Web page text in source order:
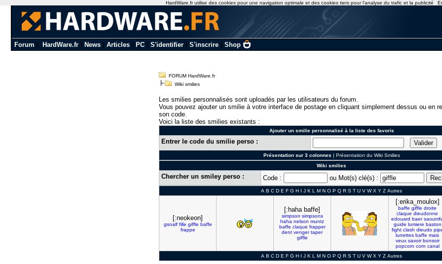
Forum HardWare.fr| News| Articles| PC| S'identifier| S'inscrire| Shop
FORUM HardWare.fr
Wiki smilies
Les smilies personnalisés sont uploadés par les utilisateurs du forum.
Vous pouvez ajouter un smilie à votre interface de postage en cliquant simplement dessus ou en
son code.
Voici la liste des smilies existants :
Ajouter un smilie personnalisé à la liste des favoris
Entrer le code du smilie perso :
Présentation sur 3 colonnes | Présentation du Wiki Smilies
Wiki smilies
Chercher un smiley perso : Code : ou Mot(s) clé(s) :
A B C D E F G H I J K L M N O P Q R S T U V W X Y Z Autres
[:neokeon]
gsnalf fille giffle baffe
frappe
[:haha baffe]
simpson simpsons
haha nelson muntz
baffe claque frapper
dent venger taper
giffle
[:erika_moulox]
baffe giffle droite
claque dieudonne
edouard baer
guide lumiere baston
fight clash dieudo
lunettes baffe mais
veux savoir bonsoir
popcorn corn canal
A B C D E F G H I J K L M N O P Q R S T U V W X Y Z Autres
HardWare.fr utilise des cookies pour une navigation optimale et des cookies tiers pour l'analyse du trafic et la publicité